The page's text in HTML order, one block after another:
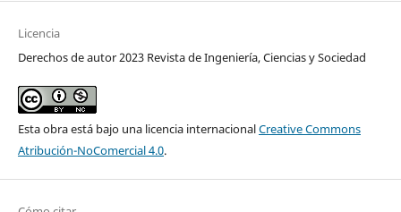
Licencia
Derechos de autor 2023 Revista de Ingeniería, Ciencias y Sociedad
Esta obra está bajo una licencia internacionalCreative Commons
Atribución-NoComercial 4.0.